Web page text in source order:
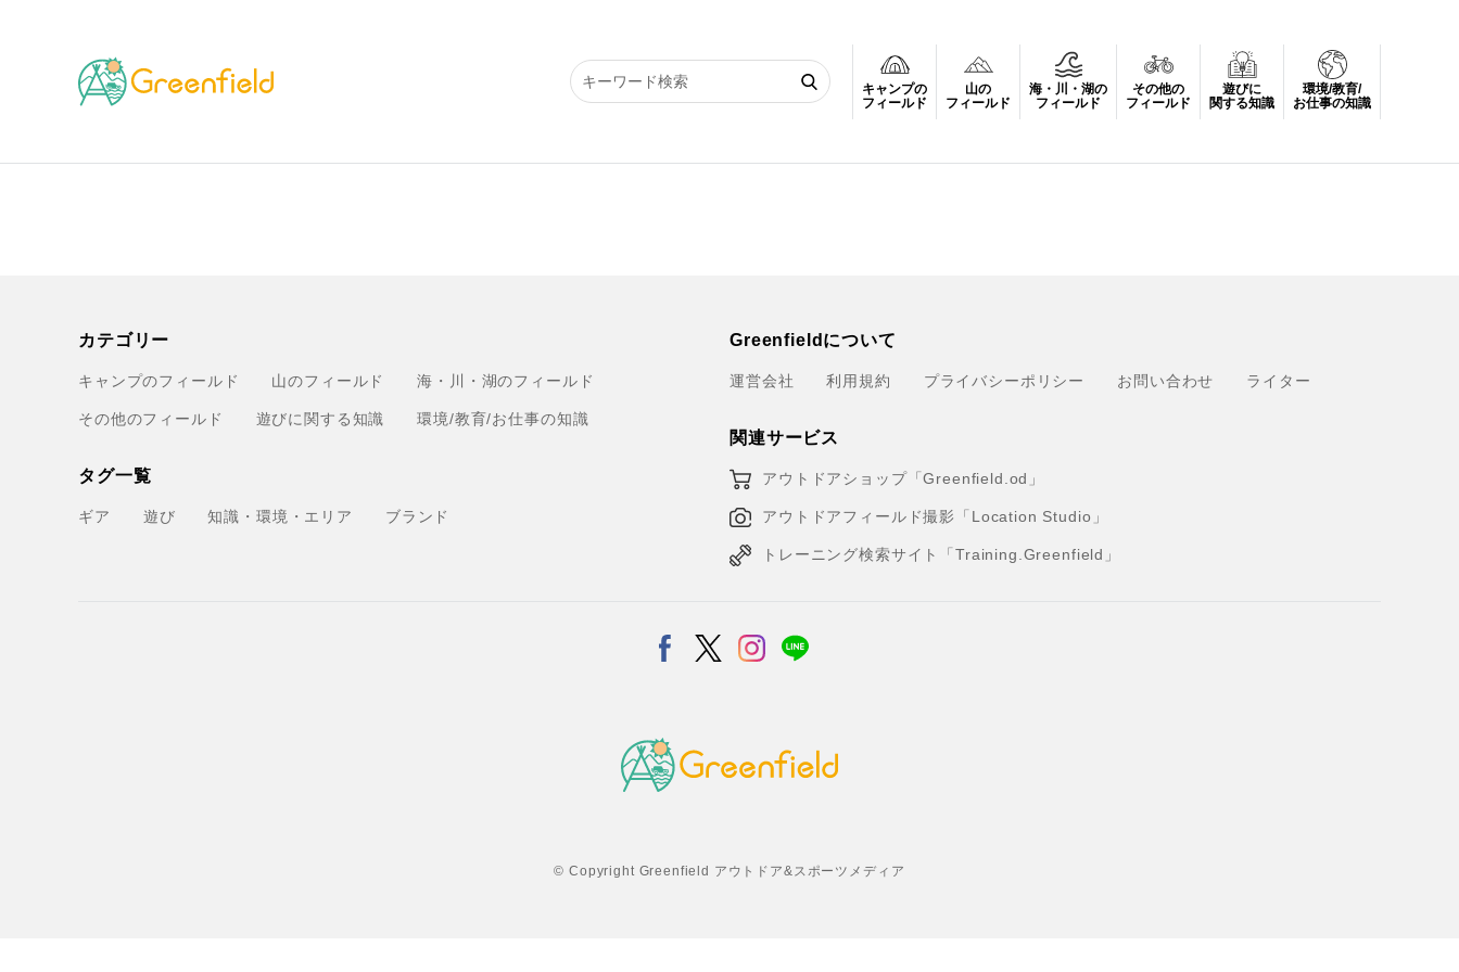
キャンプの
フィールド
山の
フィールド
海・川・湖の
フィールド
その他の
フィールド
遊びに
関する知識
環境/教育/
お仕事の知識
TOP ブランド チャバツリー
カテゴリー
キャンプのフィールド 山のフィールド 海・川・湖のフィールド
その他のフィールド 遊びに関する知識 環境/教育/お仕事の知識
タグ一覧
ギア 遊び 知識・環境・エリア ブランド
Greenfieldについて
運営会社 利用規約 プライバシーポリシー お問い合わせ ライター
関連サービス
アウトドアショップ「Greenfield.od」
アウトドアフィールド撮影「Location Studio」
トレーニング検索サイト「Training.Greenfield」
© Copyright Greenfield アウトドア&スポーツメディア